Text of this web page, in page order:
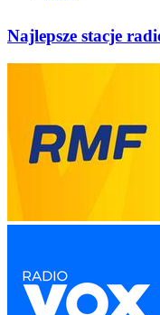
Najlepsze stacje